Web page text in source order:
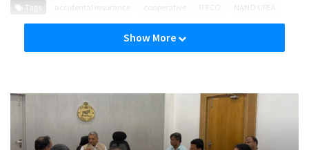
Tags accidental insurance cooperative IFFCO NANO UREA
Show More